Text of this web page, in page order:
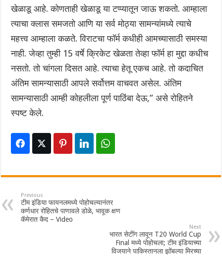
खेळाडू आहे. कोणताही खेळाडू या टप्प्यातून जाऊ शकतो. आम्हाला
त्याचा क्लास समजतो आणि या सर्व मोठ्या सामन्यांमध्ये त्याचे
महत्त्व आम्हाला कळते. विराटचा फॉर्म कधीही आमच्यासाठी समस्या
नाही. जेव्हा तुम्ही 15 वर्षे क्रिकेट खेळता तेव्हा फॉर्म हा मुद्दा कधीच
नसतो. तो चांगला दिसत आहे. त्याचा हेतू एकच आहे. तो कदाचित
अंतिम सामन्यासाठी आपले सर्वोत्तम वाचवत असेल. अंतिम
सामन्यासाठी आम्ही कोहलीला पूर्ण पाठिंबा देऊ,” असे रोहितने
स्पष्ट केले.
Previous
टीम इंडिया फायनलमध्ये पोहोचल्यानंतर
कर्णधार रोहितचे पाणावले डोळे, भावूक क्षण
कॅमेरात कैद – Video
Next
भारत सेटींग लावून T20 World Cup
Final मध्ये पोहोचला; टीम इंडियाच्या
विजयाने पाकिस्तानला झोंबल्या मिरच्या